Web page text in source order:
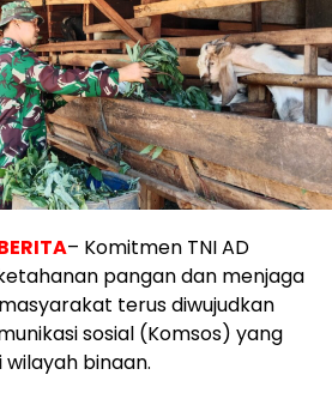
– Komitmen TNI AD
pangan dan menjaga
terus diwujudkan
sosial (Komsos) yang
wilayah binaan.